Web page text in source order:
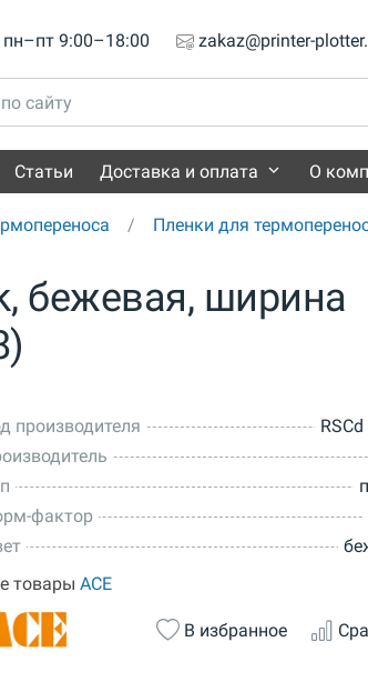
пн–пт 9:00–18:00 zakaz@printer-
Статьи Доставка и оплата О
Пленки для
бежевая, ширина
производителя
фактор
товары ACE
В избранное